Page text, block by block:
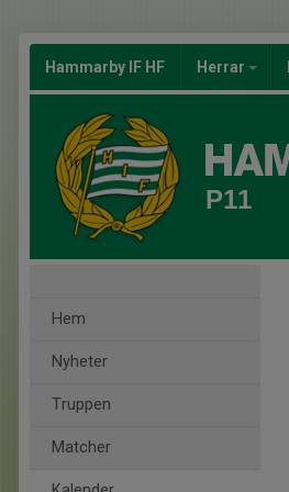
Hammarby IF HF Herrar
P11
Hem
Nyheter
Truppen
Matcher